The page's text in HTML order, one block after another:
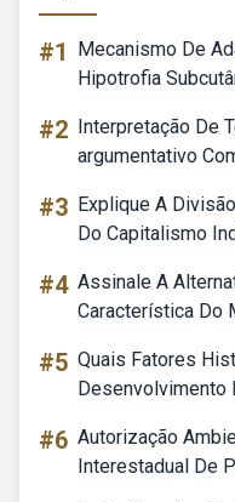
#1
Mecanismo De
Hipotrofia
#2 Interpretação De
argumentativo
#3 Explique A
Do Capitalismo
#4 Assinale A
Característica Do
#5 Quais Fatores
Desenvolvimento
#6 Autorização
Interestadual De